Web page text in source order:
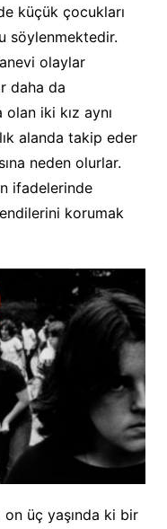
küçük çocukları
söylenmektedir.
olaylar
daha da
iki kız aynı
alanda takip eder
neden olurlar.
ifadelerinde
korumak
üç yaşında ki bir